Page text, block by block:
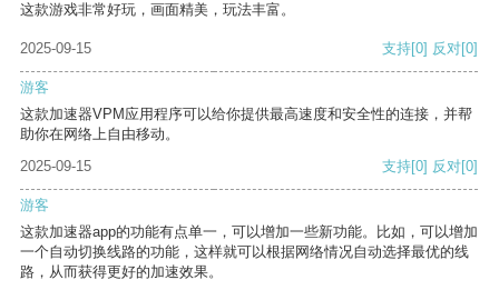
这款游戏非常好玩，画面精美，玩法丰富。
2025-09-15 支持[0] 反对[0]
游客
这款加速器VPM应用程序可以给你提供最高速度和安全性的连接，并帮
助你在网络上自由移动。
2025-09-15
支持[0] 反对[0]
游客
这款加速器app的功能有点单一，可以增加一些新功能。比如，可以增加
一个自动切换线路的功能，这样就可以根据网络情况自动选择最优的线
路，从而获得更好的加速效果。